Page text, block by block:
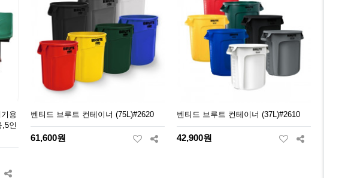
용
인
벤티드 브루트 컨테이너 (75L)#2620
61,600원
벤티드 브루트 컨테이너 (37L)#2610
42,900원